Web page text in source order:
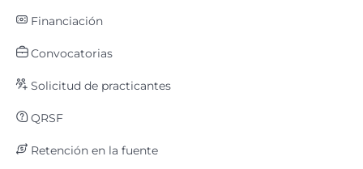
Financiación
Convocatorias
Solicitud de practicantes
QRSF
Retención en la fuente